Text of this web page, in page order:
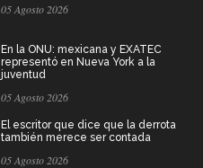
05 Agosto 2026
En la ONU: mexicana y EXATEC
representó en Nueva York a la
juventud
05 Agosto 2026
El escritor que dice que la derrota
también merece ser contada
05 Agosto 2026